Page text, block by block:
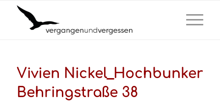
Vivien Nickel_Hochbunker
Behringstraße 38